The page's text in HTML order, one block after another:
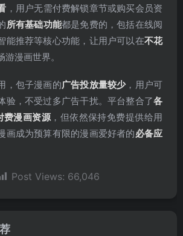
，用户无需付费解锁章节或购买会员资
所有基础功能都是免费的，包括在线阅
能推荐等核心功能，让用户可以在不花
游漫画世界。
，包子漫画的广告投放量较少，用户可
验，不受过多广告干扰。平台整合了各
费漫画资源 ，但依然保持免费提供给用
画成为预算有限的漫画爱好者的必备应
Post Views: 66,046